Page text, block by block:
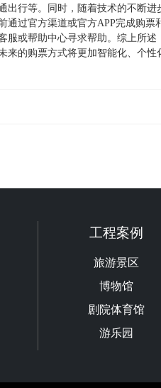
行等。同时，随着技术的不断
过官方渠道或官方APP完成购
或帮助中心寻求帮助。综上所
的购票方式将更加智能化、个性
工程案例
旅游景区
博物馆
剧院体育馆
游乐园